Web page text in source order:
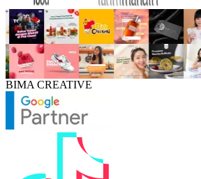
BIMA CREATIVE